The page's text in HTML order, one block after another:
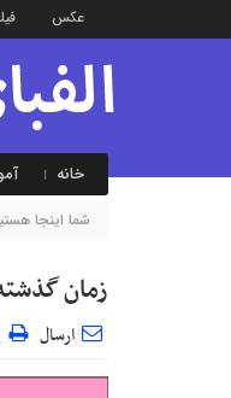
عکس
خانه
شما اینجا
زمان
ارسال